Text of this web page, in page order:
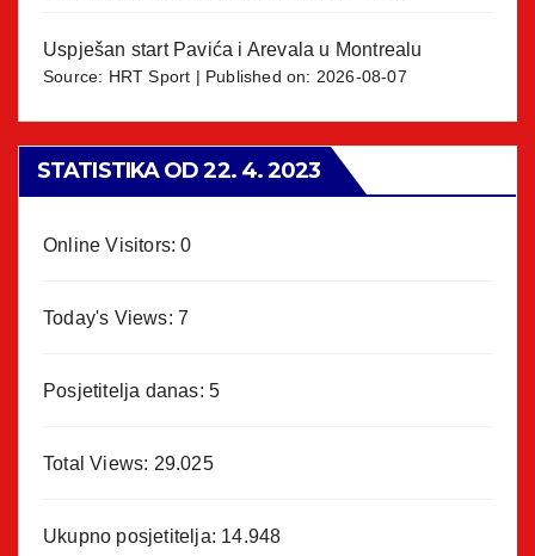
Uspješan start Pavića i Arevala u Montrealu
Source: HRT Sport Published on: 2026-08-07
STATISTIKA OD 22. 4. 2023
Online Visitors:0
Today's Views: 7
Posjetitelja danas: 5
Total Views: 29.025
Ukupno posjetitelja: 14.948